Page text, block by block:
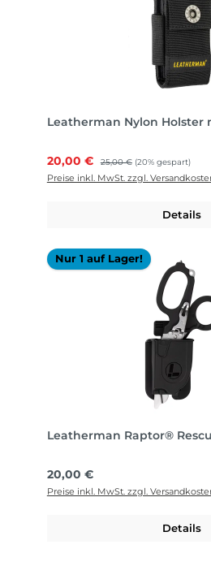
Leatherman Nylon Holster
Verkaufspreis:
20,00 € Regulärer Preis:
25,00 € (20% gespart)
Preise inkl. MwSt. zzgl.
Details
Nur 1 auf Lager!
Leatherman Raptor®
Regulärer Preis:
20,00 €
Preise inkl. MwSt. zzgl.
Details